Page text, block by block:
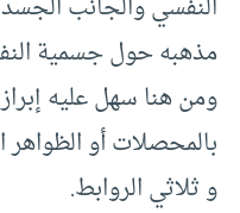
مذهبه حول جسمية
ومن هنا سهل عليه
بالمحصلات أو
و ثلاثي الروابط.